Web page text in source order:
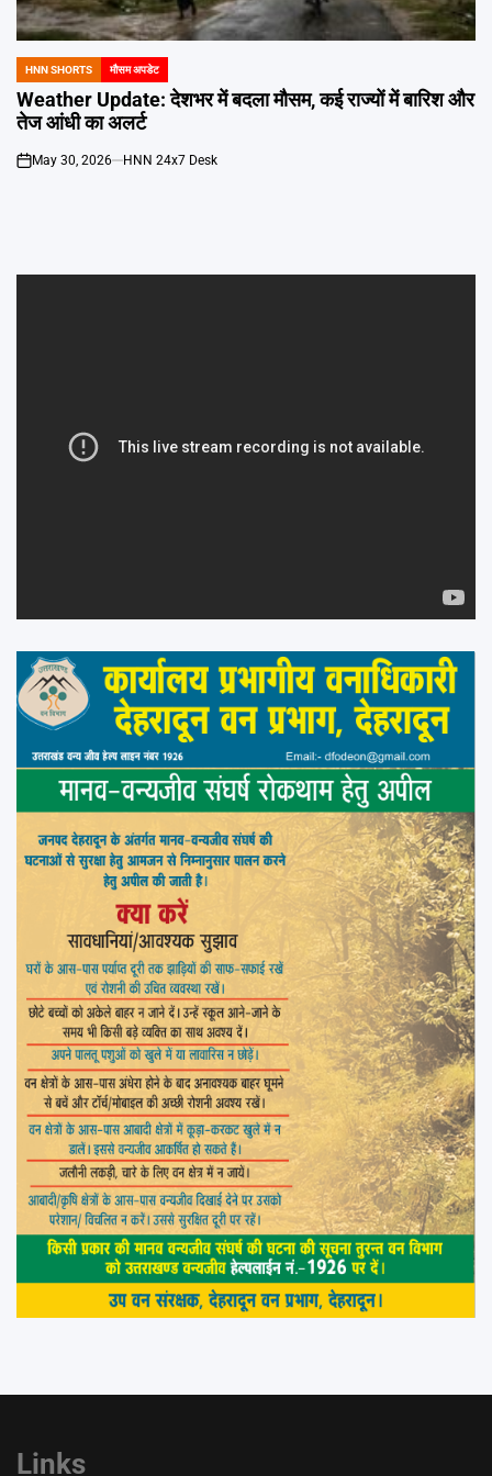
POSTED
IN
HNN SHORTS मौसम अपडेट
Weather Update: देशभर में बदला मौसम, कई राज्यों में बारिश और
तेज आंधी का अलर्ट
on
May 30, 2026 HNN 24x7 Desk
Links